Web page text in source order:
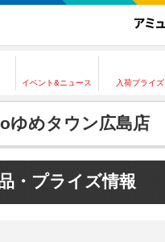
イベント&ニュース 入荷プライズ
ゆめタウン広島店
・プライズ情報